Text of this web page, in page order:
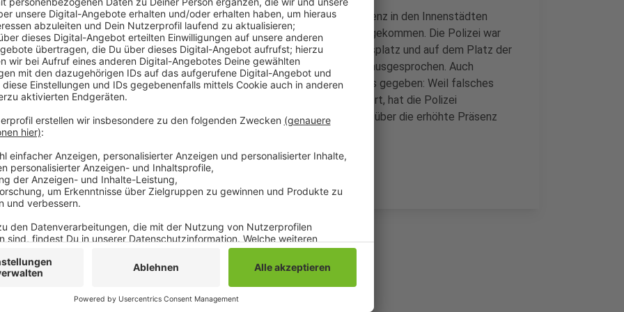
Bereits in dieser Woche (KW 2) hatte es eine erhöhte Polizeipräsenz in den Innenstädten
gegeben. Dabei sind die Beamten auch mit Bürgern ins Gespräch gekommen. Die Polizei war
unter anderem am Marienplatz, am Tippweg, auf dem Sonnenhausplatz und auf dem Platz der
Republik im Einsatz. Dabei hat sie insgesamt fünf Platzverweise ausgesprochen. Auch
Verkehrstechnische Kontrollen hatte es im Rahmen des Einsatzes gegeben: Weil falsches
Abbiegen in Mönchengladbach zu den Hauptunfall-Ursachen gehört, hat die Polizei
insbesondere auch darauf geachtet. Sie zieht eine positive Bilanz über die erhöhte Präsenz